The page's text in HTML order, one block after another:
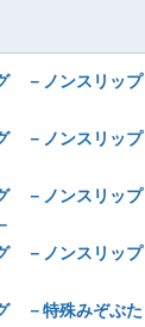
－ノンスリップ
－ノンスリップ
－ノンスリップ
－ノンスリップ
－特殊みぞぶた